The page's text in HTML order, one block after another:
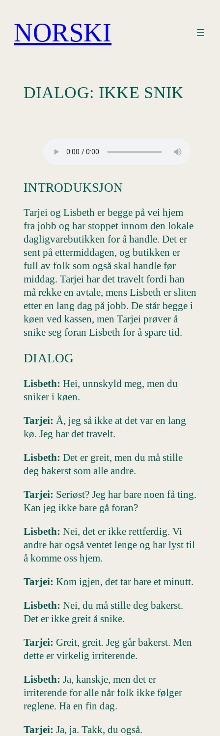
innhold
NORSKI
DIALOG: IKKE SNIK
INTRODUKSJON
Tarjei og Lisbeth er begge på vei hjem
fra jobb og har stoppet innom den lokale
dagligvarebutikken for å handle. Det er
sent på ettermiddagen, og butikken er
full av folk som også skal handle før
middag. Tarjei har det travelt fordi han
må rekke en avtale, mens Lisbeth er sliten
etter en lang dag på jobb. De står begge i
køen ved kassen, men Tarjei prøver å
snike seg foran Lisbeth for å spare tid.
DIALOG
Lisbeth: Hei, unnskyld meg, men du
sniker i køen.
Tarjei: Å, jeg så ikke at det var en lang
kø. Jeg har det travelt.
Lisbeth: Det er greit, men du må stille
deg bakerst som alle andre.
Tarjei: Seriøst? Jeg har bare noen få ting.
Kan jeg ikke bare gå foran?
Lisbeth: Nei, det er ikke rettferdig. Vi
andre har også ventet lenge og har lyst til
å komme oss hjem.
Tarjei: Kom igjen, det tar bare et minutt.
Lisbeth: Nei, du må stille deg bakerst.
Det er ikke greit å snike.
Tarjei: Greit, greit. Jeg går bakerst. Men
dette er virkelig irriterende.
Lisbeth: Ja, kanskje, men det er
irriterende for alle når folk ikke følger
reglene. Ha en fin dag.
Tarjei: Ja, ja. Takk, du også.